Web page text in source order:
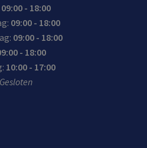
09:00 - 18:00
09:00 - 18:00
09:00 - 18:00
- 18:00
10:00 - 17:00
Gesloten